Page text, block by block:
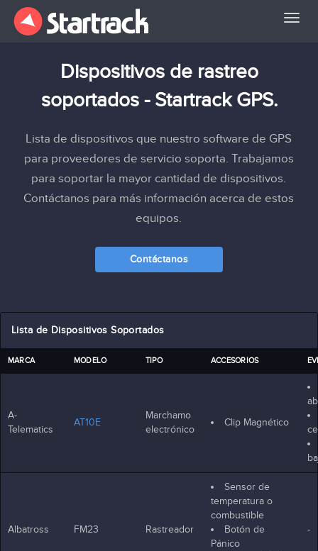
Dispositivos de rastreo
soportados - Startrack GPS.
Lista de dispositivos que nuestro software de GPS
para proveedores de servicio soporta. Trabajamos
para soportar la mayor cantidad de dispositivos.
Contáctanos para más información acerca de estos
equipos.
Contáctanos
Lista de Dispositivos Soportados
MARCA MODELO TIPO ACCESORIOS
A-
Telematics
AT10E
Marchamo
electrónico
Clip Magnético
Albatross FM23 Rastreador
Sensor de
temperatura o
combustible
Botón de
Pánico
-